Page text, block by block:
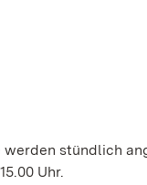
werden stündlich
Uhr.